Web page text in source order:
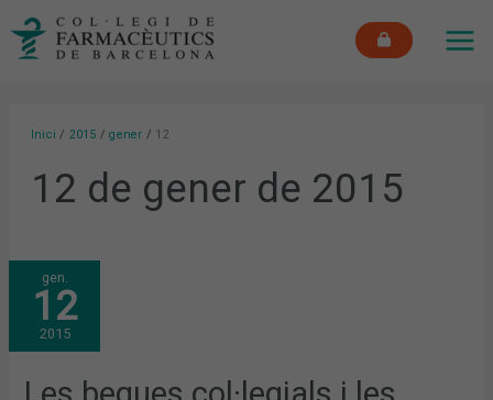
Inici 2015 gener 12
12 de gener de 2015
gen.
12
2015
LES
BEQUES
COL·LEGIALS
LES
VACUNES
TERAPÈUTIQUES
TEMES